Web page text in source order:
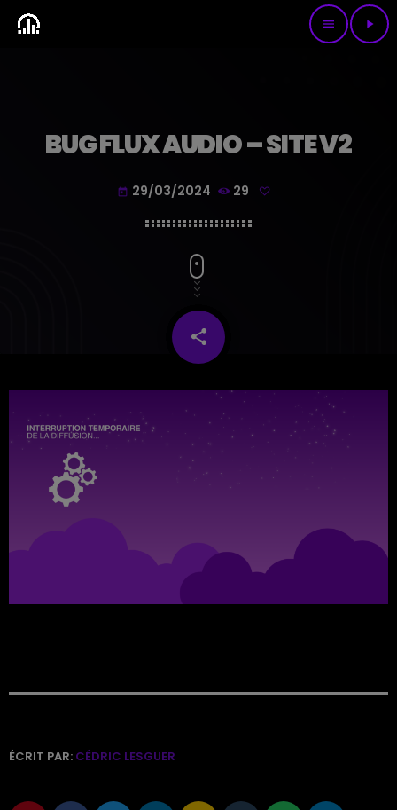
menu play_arrow
BUG FLUX AUDIO – SITE V2
today 29/03/2024 29
share
email
ÉCRIT PAR: CÉDRIC LESGUER